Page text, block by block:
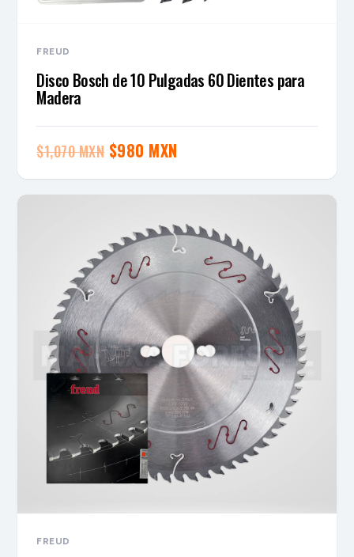
FREUD
Disco Bosch de 10 Pulgadas 60 Dientes para
Madera
$1,070 MXN El
precio
$1,070 MXN.
$980 MXN
precio
es:
$980 MXN.
FREUD